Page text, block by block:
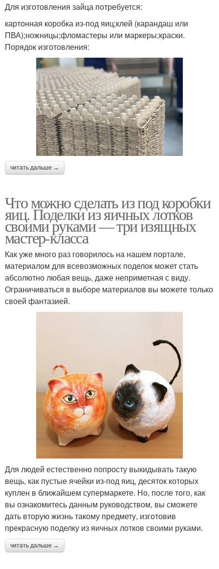
Для изготовления зайца потребуется:
картонная коробка из-под яиц;клей (карандаш или
ПВА);ножницы;фломастеры или маркеры;краски.
Порядок изготовления:
читать дальше →
Что можно сделать из под коробки
яиц. Поделки из яичных лотков
своими руками — три изящных
мастер-класса
Как уже много раз говорилось на нашем портале,
материалом для всевозможных поделок может стать
абсолютно любая вещь, даже неприметная с виду.
Ограничиваться в выборе материалов вы можете только
своей фантазией.
Для людей естественно попросту выкидывать такую
вещь, как пустые ячейки из-под яиц, десяток которых
куплен в ближайшем супермаркете. Но, после того, как
вы ознакомитесь данным руководством, вы сможете
дать вторую жизнь такому предмету, изготовив
прекрасную поделку из яичных лотков своими руками.
читать дальше →